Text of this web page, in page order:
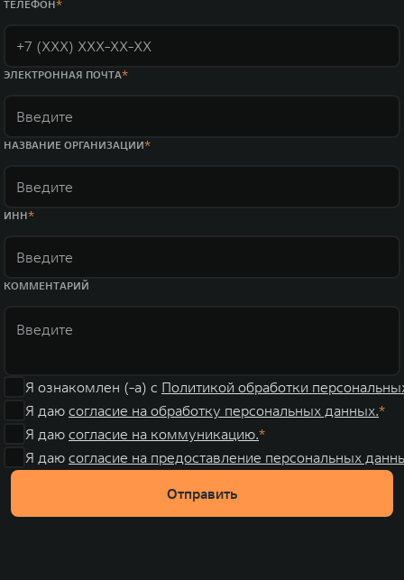
ТЕЛЕФОН
ЭЛЕКТРОННАЯ ПОЧТА
НАЗВАНИЕ ОРГАНИЗАЦИИ
ИНН
КОММЕНТАРИЙ
Я ознакомлен (-а) с Политикой обработки
Я даю согласие на обработку персональных данных.
Я даю согласие на коммуникацию.
Я даю согласие на предоставление персональных
Отправить